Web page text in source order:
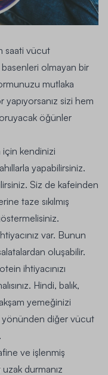
saati vücut
basenleri olmayan bir
mutlaka
sizi hem
öğünler
için kendinizi
yapabilirsiniz.
Siz de kafeinden
taze sıkılmış
var. Bunun
oluşabilir.
ihtiyacınızı
Hindi, balık,
yemeğinizi
yönünden diğer vücut
ve işlenmiş
durmanız